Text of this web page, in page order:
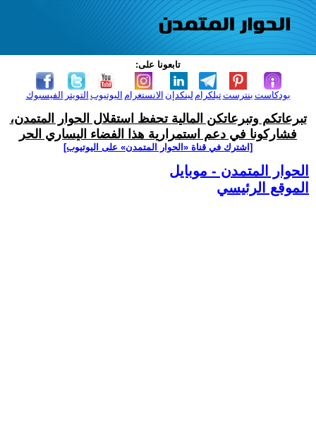
تابعونا على:
الفيسبوك التويتر اليوتيوب الانستغرام لينكدإن تيلكرامبنترست بودكاست
تبرعاتكم وتبرعاتكن المالية تحفظ استقلال الحوار المتمدن،
فشاركونا في دعم استمرارية هذا الفضاء اليساري الحر
[اشترك في قناة ‫«الحوار المتمدن» على اليوتيوب]
الحوار المتمدن - موبايل
الموقع الرئيسي